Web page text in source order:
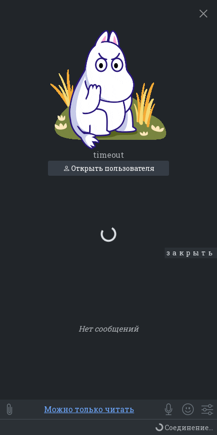
timeout
Открыть пользователя
Loading...
закрыть
Нет сообщений
⭐ Мои Smile
😀 Emoji
Смайлики
Люди Животные Еда Объекты
Можно только читать
Соединение...